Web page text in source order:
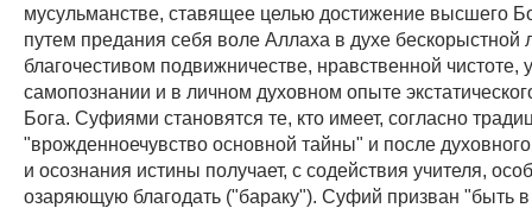
мусульманстве, ставящее целью достижение высшего
путем предания себя воле Аллаха в духе бескорыстной
благочестивом подвижничестве, нравственной чистоте,
самопознании и в личном духовном опыте
Бога. Суфиями становятся те, кто имеет, согласно
"врожденноечувство основной тайны" и после
и осознания истины получает, с содействия учителя,
озаряющую благодать ("бараку"). Суфий призван "быть в